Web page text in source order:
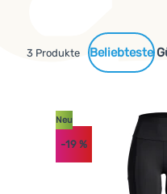
Gefundene
3 Produkteund
Neu
-19%